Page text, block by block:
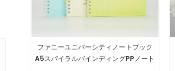
ファニーユニバーシティノートブック
A5スパイラルバインディングPPノート